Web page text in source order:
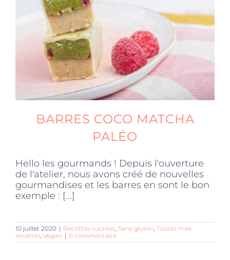
Produits sains
Click and collect
Traiteur
Accessoires
Offres
BARRES COCO MATCHA
PALÉO
Hello les gourmands ! Depuis l'ouverture
de l'atelier, nous avons créé de nouvelles
gourmandises et les barres en sont le bon
exemple : [...]
10 juillet 2020 | Recettes sucrées Sans gluten Toutes mes
recettes Vegan | 0 commentaire